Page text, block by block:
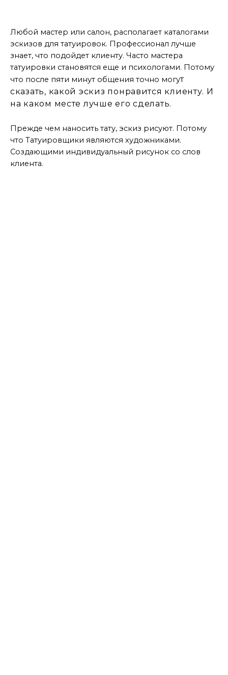
Любой мастер или салон, располагает каталогами
эскизов для татуировок. Профессионал лучше
знает, что подойдет клиенту. Часто мастера
татуировки становятся еще и психологами. Потому
что после пяти минут общения точно могут
сказать, какой эскиз понравится клиенту. И
на каком месте лучше его сделать.
Прежде чем наносить тату, эскиз рисуют. Потому
что Татуировщики являются художниками.
Создающими индивидуальный рисунок со слов
клиента.